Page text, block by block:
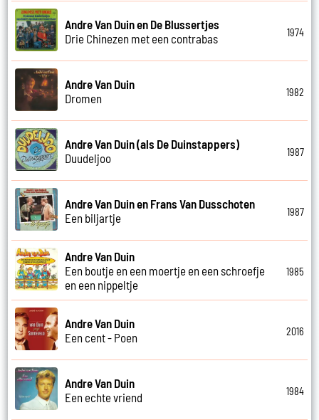
Andre Van Duin en De Blussertjes
Drie Chinezen met een contrabas
1974
Andre Van Duin
Dromen
1982
Andre Van Duin (als De Duinstappers)
Duudeljoo
1987
Andre Van Duin en Frans Van Dusschoten
Een biljartje
1987
Andre Van Duin
Een boutje en een moertje en een schroefje
en een nippeltje
1985
Andre Van Duin
Een cent - Poen
2016
Andre Van Duin
Een echte vriend
1984